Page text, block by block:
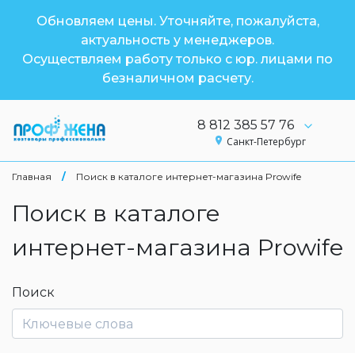
Обновляем цены. Уточняйте, пожалуйста,
актуальность у менеджеров.
Осуществляем работу только с юр. лицами по
безналичном расчету.
8 812 385 57 76
Санкт-Петербург
Главная / Поиск в каталоге интернет-магазина Prowife
Поиск в каталоге
интернет-магазина Prowife
Поиск